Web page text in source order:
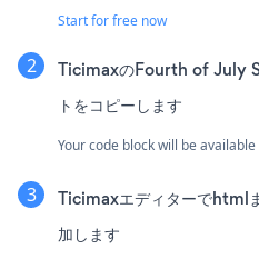
Start for free now
TicimaxのFourth of July
トをコピーします
Your code block will be
Ticimaxエディターでhtml
加します